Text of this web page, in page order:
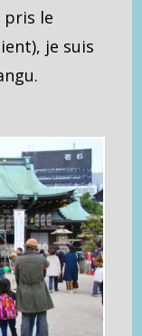
pris le
je suis